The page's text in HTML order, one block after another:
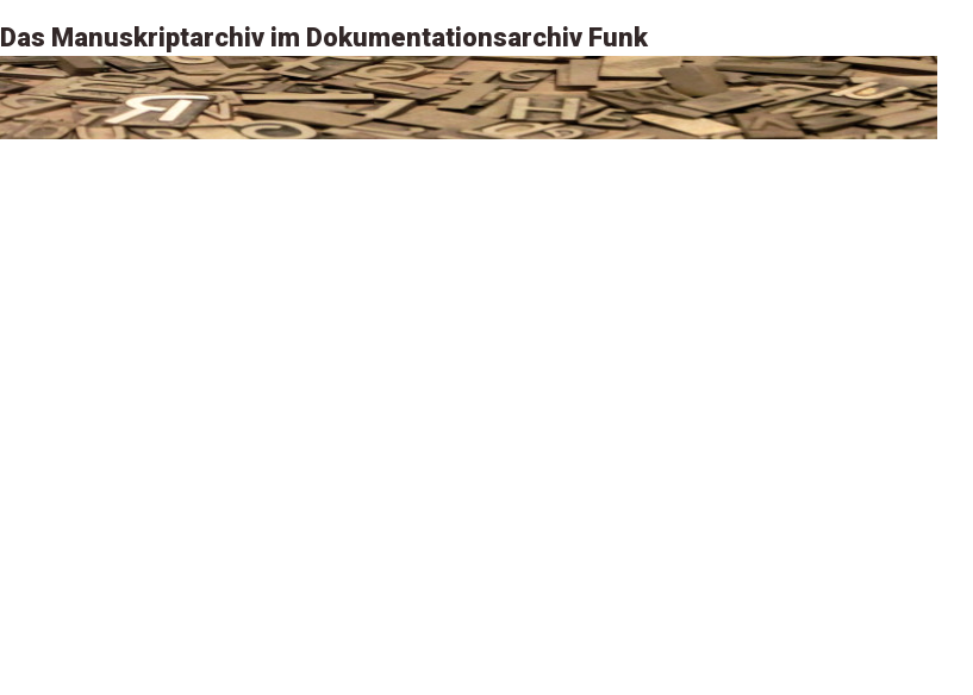
Das Manuskriptarchiv im Dokumentationsarchiv Funk